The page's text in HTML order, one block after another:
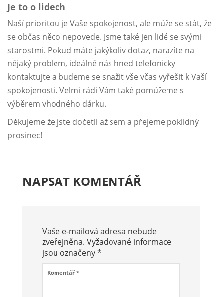
Je to o lidech
Naší prioritou je Vaše spokojenost, ale může se stát, že
se občas něco nepovede. Jsme také jen lidé se svými
starostmi. Pokud máte jakýkoliv dotaz, narazíte na
nějaký problém, ideálně nás hned telefonicky
kontaktujte a budeme se snažit vše včas vyřešit k Vaší
spokojenosti. Velmi rádi Vám také pomůžeme s
výběrem vhodného dárku.
Děkujeme že jste dočetli až sem a přejeme poklidný
prosinec!
NAPSAT KOMENTÁŘ
Vaše e-mailová adresa nebude
zveřejněna. Vyžadované informace
jsou označeny*
Komentář *